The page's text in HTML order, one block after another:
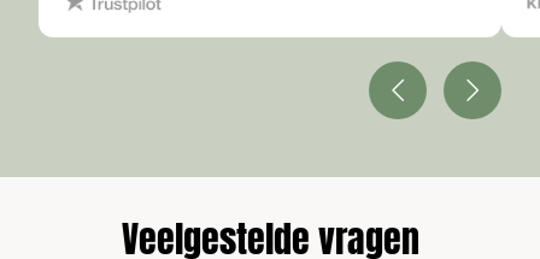
Veelgestelde vragen